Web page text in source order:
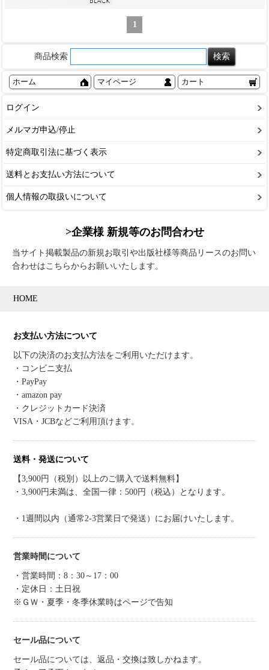
1
商品検索
ホーム マイページ カート
ログイン
メルマガ申込/停止
特定商取引法に基づく表示
送料とお支払い方法について
個人情報の取扱いについて
>企業様 新規等のお問合わせ
当サイト掲載製品の新規お取引や出版社様等商品リースのお問い
合わせはこちらからお願いいたします。
HOME
お支払い方法について
以下の決済のお支払方法をご利用いただけます。
・コンビニ支払
・PayPay
・amazon pay
・クレジットカード決済
VISA・JCBなどご利用頂けます。
送料・発送について
【3,900円（税別）以上のご購入で送料無料】
・3,900円未満は、全国一律：500円（税込）となります。
・1週間以内（通常2-3営業日で発送）にお届けいたします。
営業時間について
・営業時間：8：30～17：00
・定休日：土日祝
※ＧＷ・夏季・冬季休業時はページで告知
セール品について
セール品については、返品・交換は致しかねます。